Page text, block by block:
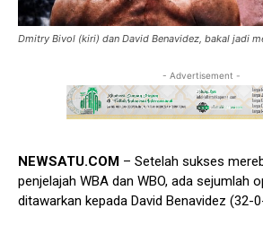
Dmitry Bivol (kiri) dan David Benavidez, bakal jadi
- Advertisement -
NEWSATU.COM – Setelah sukses
penjelajah WBA dan WBO, ada sejumlah
ditawarkan kepada David Benavidez (32-